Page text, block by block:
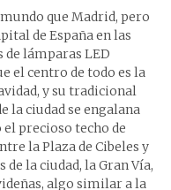
que Madrid, pero
de España en las
de lámparas LED
el centro de todo es la
y su tradicional
la ciudad se engalana
el precioso techo de
la Plaza de Cibeles y
la ciudad, la Gran Vía,
algo similar a la